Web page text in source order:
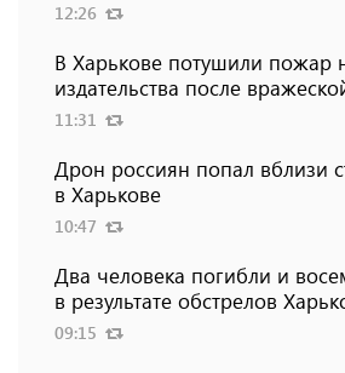
12:26
В Харькове потушили пожар
издательства после
11:31
Дрон россиян попал вблизи
в Харькове
10:47
Два человека погибли и
в результате обстрелов
09:15